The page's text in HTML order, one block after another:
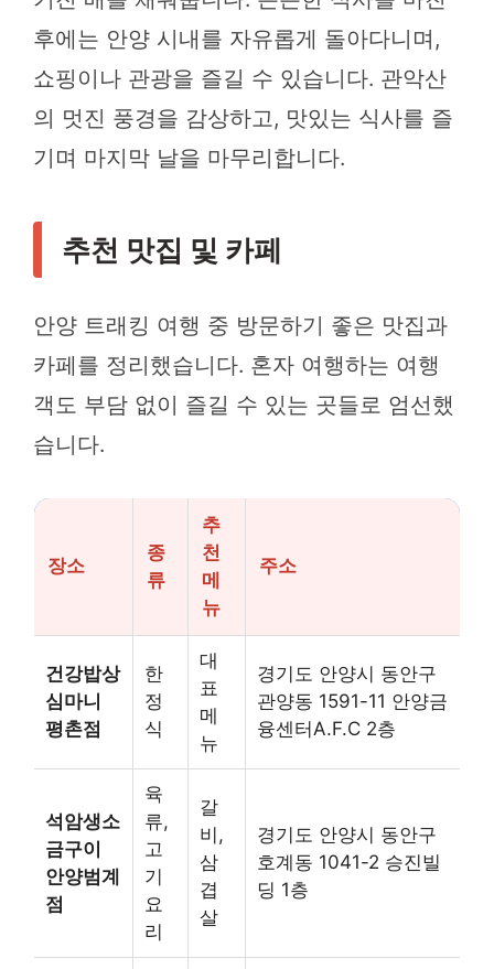
후에는 안양 시내를 자유롭게 돌아다니며,
쇼핑이나 관광을 즐길 수 있습니다. 관악산
의 멋진 풍경을 감상하고, 맛있는 식사를 즐
기며 마지막 날을 마무리합니다.
추천 맛집 및 카페
안양 트래킹 여행 중 방문하기 좋은 맛집과
카페를 정리했습니다. 혼자 여행하는 여행
객도 부담 없이 즐길 수 있는 곳들로 엄선했
습니다.
장소
종
류
추
천
메
뉴
주소
건강밥상
심마니
평촌점
한
정
식
대
표
메
뉴
경기도 안양시 동안구
관양동 1591-11 안양금
융센터A.F.C 2층
석암생소
금구이
안양범계
점
육
류,
고
기
요
리
갈
비,
삼
겹
살
경기도 안양시 동안구
호계동 1041-2 승진빌
딩 1층